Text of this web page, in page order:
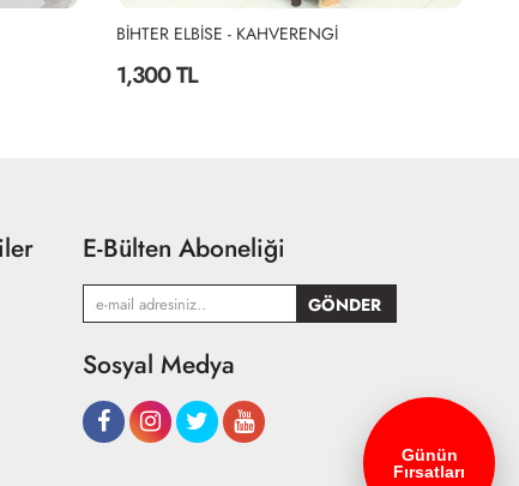
BİHTER ELBİSE - KAHVERENGİ
1,300 TL
E-Bülten Aboneliği
Sosyal Medya
Günün
Fırsatları